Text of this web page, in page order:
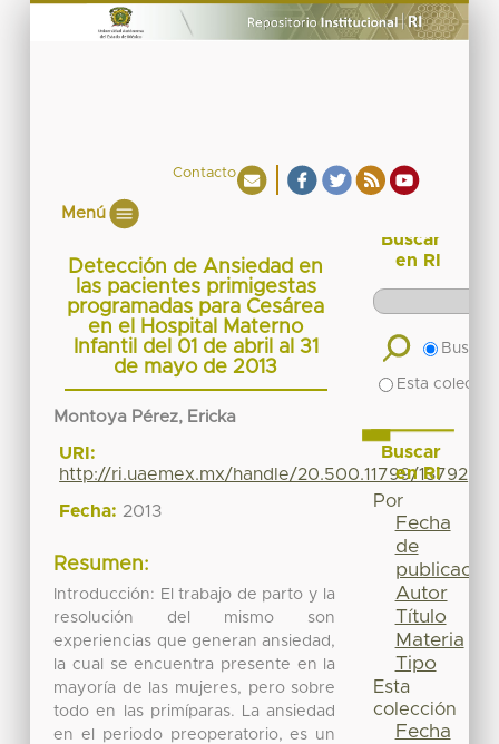
Contacto
Menú
Detección de Ansiedad en
las pacientes primigestas
programadas para Cesárea
en el Hospital Materno
Infantil del 01 de abril al 31
de mayo de 2013
Montoya Pérez, Ericka
URI:
http://ri.uaemex.mx/handle/20.500.11799/13792
Fecha: 2013
Resumen:
Introducción: El trabajo de parto y la
resolución del mismo son
experiencias que generan ansiedad,
la cual se encuentra presente en la
mayoría de las mujeres, pero sobre
todo en las primíparas. La ansiedad
en el periodo preoperatorio, es un
Buscar
en RI
Buscar
Esta
Buscar
en RI
Por
Fecha
de
publicación
Autor
Título
Materia
Tipo
Esta
colección
Fecha